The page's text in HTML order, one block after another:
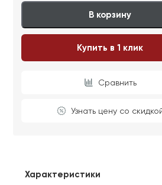
В корзину
Купить в 1 клик
Сравнить
Узнать цену со
Характеристики